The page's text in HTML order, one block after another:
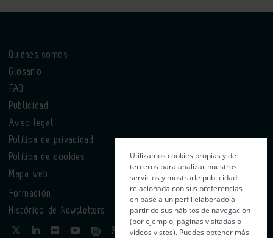
Quiénes somos
Glosario
FAQ
Publicidad
Aviso legal
Política de privacidad
Política de cookies
Mapa web
Formación
Histórico de Newsletters
Utilizamos cookies propias y de
terceros para analizar nuestros
servicios y mostrarle publicidad
relacionada con sus preferencias
en base a un perfil elaborado a
partir de sus hábitos de navegación
(por ejemplo, páginas visitadas o
videos vistos). Puedes obtener más